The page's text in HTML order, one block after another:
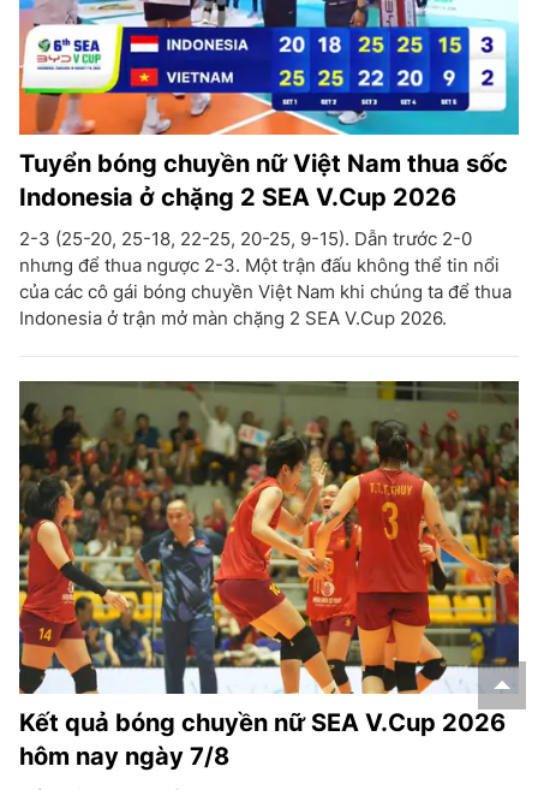
Tuyển bóng chuyền nữ Việt Nam thua sốc
Indonesia ở chặng 2 SEA V.Cup 2026
2-3 (25-20, 25-18, 22-25, 20-25, 9-15). Dẫn trước 2-0
nhưng để thua ngược 2-3. Một trận đấu không thể tin nổi
của các cô gái bóng chuyền Việt Nam khi chúng ta để thua
Indonesia ở trận mở màn chặng 2 SEA V.Cup 2026.
Kết quả bóng chuyền nữ SEA V.Cup 2026
hôm nay ngày 7/8